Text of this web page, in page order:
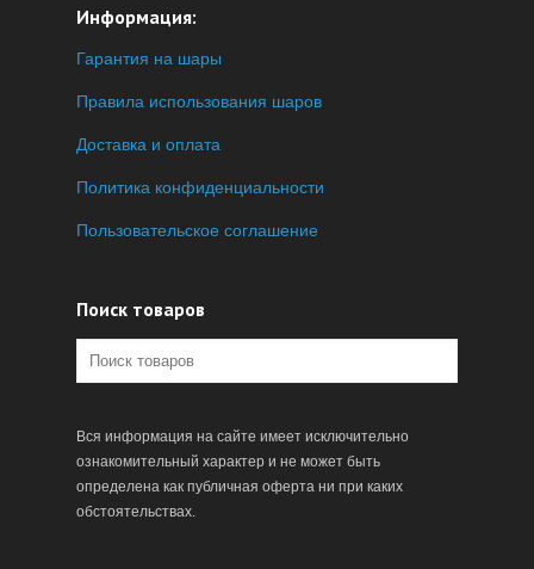
Информация:
Гарантия на шары
Правила использования шаров
Доставка и оплата
Политика конфиденциальности
Пользовательское соглашение
Поиск товаров
Вся информация на сайте имеет исключительно
ознакомительный характер и не может быть
определена как публичная оферта ни при каких
обстоятельствах.